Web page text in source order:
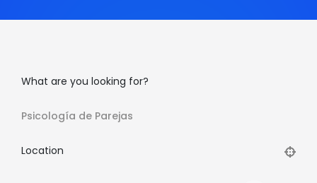
What are you looking for?
Psicología de Parejas
Location